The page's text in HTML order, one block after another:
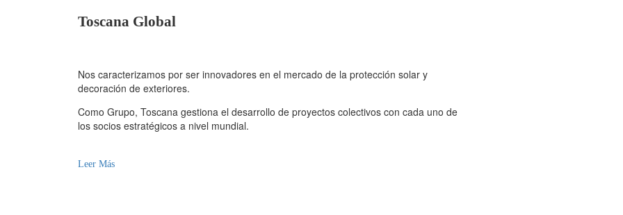
Toscana Global
Nos caracterizamos por ser innovadores en el mercado de la protección solar y
decoración de exteriores.
Como Grupo, Toscana gestiona el desarrollo de proyectos colectivos con cada uno de
los socios estratégicos a nivel mundial.
Leer Más